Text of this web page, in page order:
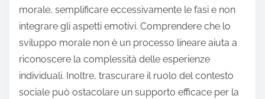
morale, semplificare eccessivamente le fasi e non
integrare gli aspetti emotivi. Comprendere che lo
sviluppo morale non è un processo lineare aiuta a
riconoscere la complessità delle esperienze
individuali. Inoltre, trascurare il ruolo del contesto
sociale può ostacolare un supporto efficace per la